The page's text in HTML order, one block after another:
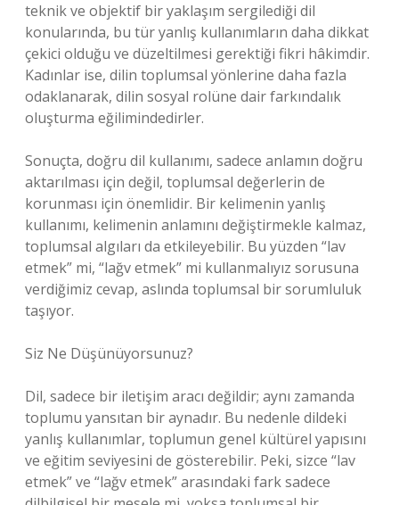
teknik ve objektif bir yaklaşım sergilediği dil
konularında, bu tür yanlış kullanımların daha dikkat
çekici olduğu ve düzeltilmesi gerektiği fikri hâkimdir.
Kadınlar ise, dilin toplumsal yönlerine daha fazla
odaklanarak, dilin sosyal rolüne dair farkındalık
oluşturma eğilimindedirler.
Sonuçta, doğru dil kullanımı, sadece anlamın doğru
aktarılması için değil, toplumsal değerlerin de
korunması için önemlidir. Bir kelimenin yanlış
kullanımı, kelimenin anlamını değiştirmekle kalmaz,
toplumsal algıları da etkileyebilir. Bu yüzden “lav
etmek” mi, “lağv etmek” mi kullanmalıyız sorusuna
verdiğimiz cevap, aslında toplumsal bir sorumluluk
taşıyor.
Siz Ne Düşünüyorsunuz?
Dil, sadece bir iletişim aracı değildir; aynı zamanda
toplumu yansıtan bir aynadır. Bu nedenle dildeki
yanlış kullanımlar, toplumun genel kültürel yapısını
ve eğitim seviyesini de gösterebilir. Peki, sizce “lav
etmek” ve “lağv etmek” arasındaki fark sadece